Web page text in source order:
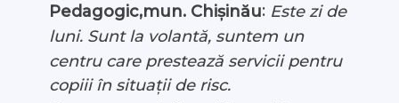
Pedagogic,mun. Chișinău: Este zi de
luni. Sunt la volantă, suntem un
centru care prestează servicii pentru
copiii în situații de risc.